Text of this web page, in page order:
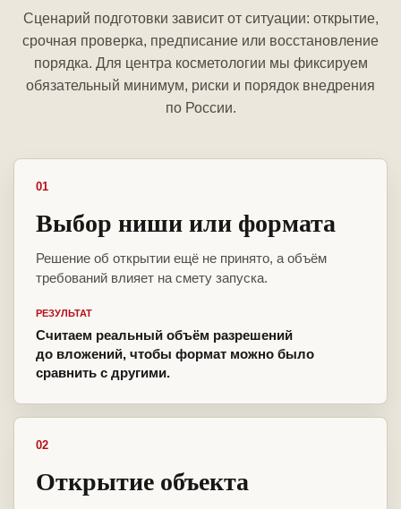
Сценарий подготовки зависит от ситуации: открытие,
срочная проверка, предписание или восстановление
порядка. Для центра косметологии мы фиксируем
обязательный минимум, риски и порядок внедрения
по России.
01
Выбор ниши или формата
Решение об открытии ещё не принято, а объём
требований влияет на смету запуска.
РЕЗУЛЬТАТ
Считаем реальный объём разрешений
до вложений, чтобы формат можно было
сравнить с другими.
02
Открытие объекта